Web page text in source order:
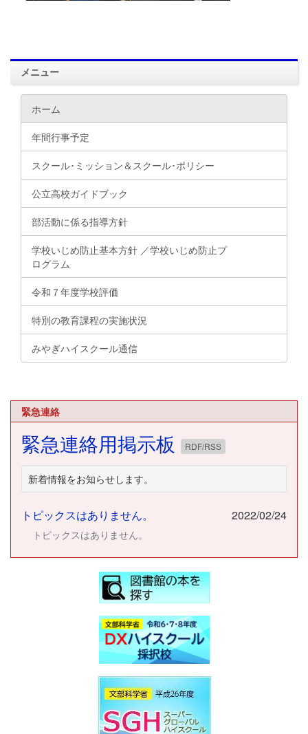
メニュー
ホーム
年間行事予定
スクール･ミッション＆スクール･ポリシー
公立高校ガイドブック
部活動に係る指導方針
学校いじめ防止基本方針 ／学校いじめ防止プ
ログラム
令和７年度学校評価
特別の教育課程の実施状況
みやぎハイスクール通信
緊急連絡
緊急連絡用掲示板 RDF/RSS
新着情報をお知らせします。
トピックスはありません。 2022/02/24
トピックスはありません。